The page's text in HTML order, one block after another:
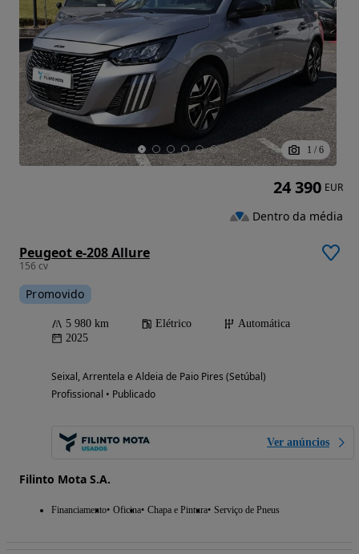
1 / 6
Peugeot e-208 Allure
156 cv
Promovido
5 980 km Elétrico
Automática
2025
Seixal, Arrentela e Aldeia de Paio Pires (Setúbal)
Profissional • Publicado
Ver anúncios
Filinto Mota S.A.
Financiamento Oficina Chapa e Pintura Serviço de Pneus
24 390 EUR
Dentro da média